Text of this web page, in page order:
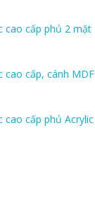
cao cấp phủ 2 mặt
cao cấp, cánh MDF
cao cấp phủ Acrylic